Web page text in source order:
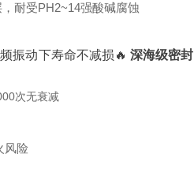
耐受PH2~14强酸碱腐蚀
振动下寿命不减损 🔥 深海级密封
次无衰减
风险